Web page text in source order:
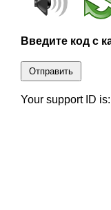
Введите код с
Отправить
Your support ID